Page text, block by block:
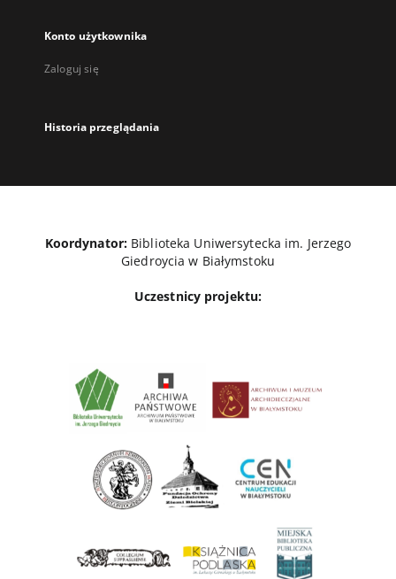
Konto użytkownika
Zaloguj się
Historia przeglądania
Koordynator: Biblioteka Uniwersytecka im. Jerzego
Giedroycia w Białymstoku
Uczestnicy projektu: